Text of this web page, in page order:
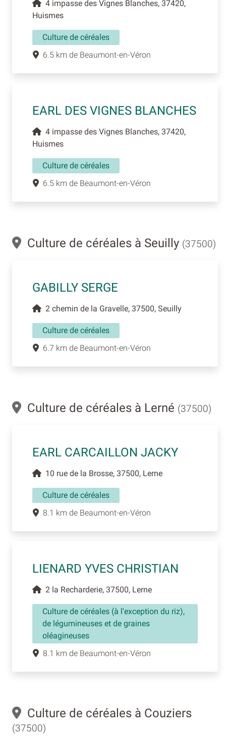
4 impasse des Vignes Blanches, 37420,
Huismes
Culture de céréales
6.5 km de Beaumont-en-Véron
EARL DES VIGNES BLANCHES
4 impasse des Vignes Blanches, 37420,
Huismes
Culture de céréales
6.5 km de Beaumont-en-Véron
Culture de céréales à Seuilly (37500)
GABILLY SERGE
2 chemin de la Gravelle, 37500, Seuilly
Culture de céréales
6.7 km de Beaumont-en-Véron
Culture de céréales à Lerné (37500)
EARL CARCAILLON JACKY
10 rue de la Brosse, 37500, Lerne
Culture de céréales
8.1 km de Beaumont-en-Véron
LIENARD YVES CHRISTIAN
2 la Recharderie, 37500, Lerne
Culture de céréales (à l'exception du riz),
de légumineuses et de graines
oléagineuses
8.1 km de Beaumont-en-Véron
Culture de céréales à Couziers
(37500)